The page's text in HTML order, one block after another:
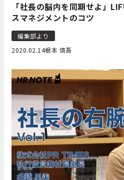
「社長の脳内を同期せよ」
スマネジメントのコツ
編集部より
2020.02.14根本 慎吾